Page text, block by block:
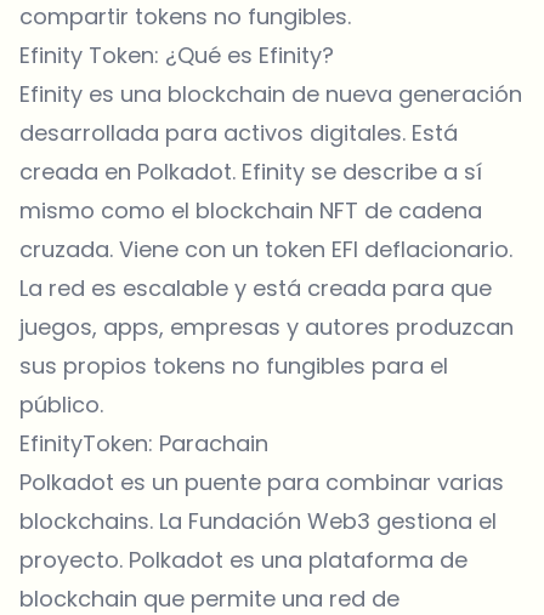
compartir tokens no fungibles.
Efinity Token: ¿Qué es Efinity?
Efinity es una blockchain de nueva generación
desarrollada para activos digitales. Está
creada en Polkadot. Efinity se describe a sí
mismo como el blockchain NFT de cadena
cruzada. Viene con un token EFI deflacionario.
La red es escalable y está creada para que
juegos, apps, empresas y autores produzcan
sus propios tokens no fungibles para el
público.
EfinityToken: Parachain
Polkadot es un puente para combinar varias
blockchains. La Fundación Web3 gestiona el
proyecto. Polkadot es una plataforma de
blockchain que permite una red de